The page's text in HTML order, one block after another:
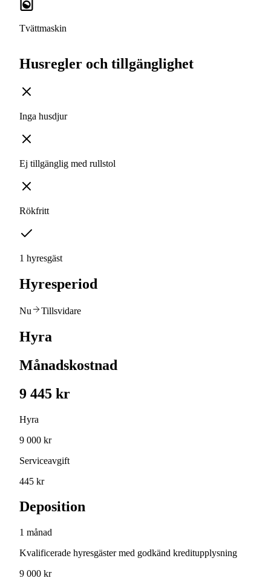
Tvättmaskin
Husregler och tillgänglighet
Inga husdjur
Ej tillgänglig med rullstol
Rökfritt
1 hyresgäst
Hyresperiod
Nu Tillsvidare
Hyra
Månadskostnad
9 445 kr
Hyra
9 000 kr
Serviceavgift
445 kr
Deposition
1 månad
Kvalificerade hyresgäster med godkänd kreditupplysning
9 000 kr